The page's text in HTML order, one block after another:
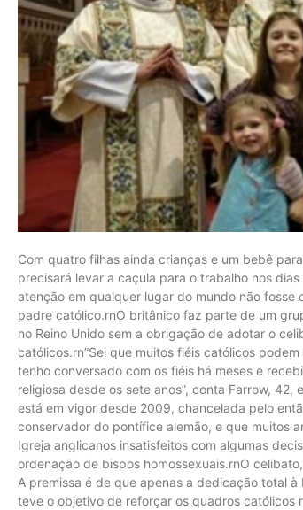
Com quatro filhas ainda crianças e um bebê
precisará levar a caçula para o trabalho nos
atenção em qualquer lugar do mundo não
padre católico.rnO britânico faz parte de um
no Reino Unido sem a obrigação de adotar o
católicos.rn”Sei que muitos fiéis católicos
tenho conversado com os fiéis há meses e
religiosa desde os sete anos”, conta Farrow,
está em vigor desde 2009, chancelada pelo
conservador do pontífice alemão, e que muitos
Igreja anglicanos insatisfeitos com algumas
ordenação de bispos homossexuais.rnO
A premissa é de que apenas a dedicação total
teve o objetivo de reforçar os quadros católicos